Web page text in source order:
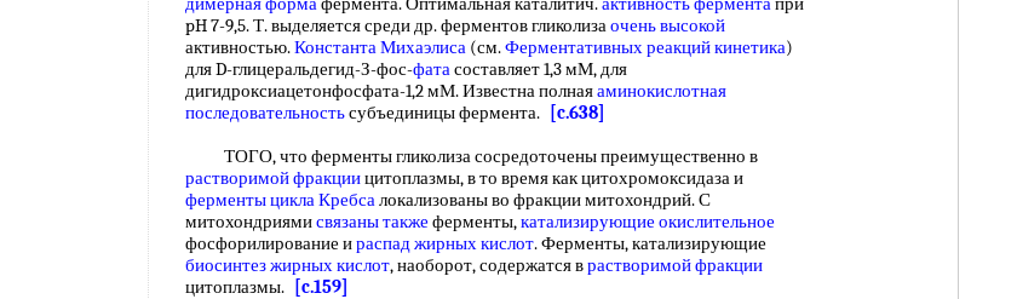
pH 7-9,5. Т. выделяется среди др. ферментов гликолизаочень высокой
активностью.Константа Михаэлиса (см.Ферментативных реакций кинетика)
для D-глицеральдегид-З-фос-фатасоставляет 1,3 мМ, для
дигидроксиацетонфосфата-1,2 мМ. Известна полнаяаминокислотная
последовательностьсубъединицы фермента.
[c.638]
ТОГО, что ферменты гликолиза сосредоточены преимущественно в
растворимой фракциицитоплазмы, в то время как цитохромоксидаза и
ферменты цикла Кребсалокализованы во фракции митохондрий. С
митохондриямисвязаны также ферменты,катализирующие окислительное
фосфорилирование ираспад жирных кислот. Ферменты, катализирующие
биосинтез жирных кислот, наоборот, содержатся врастворимой фракции
цитоплазмы.
[c.159]